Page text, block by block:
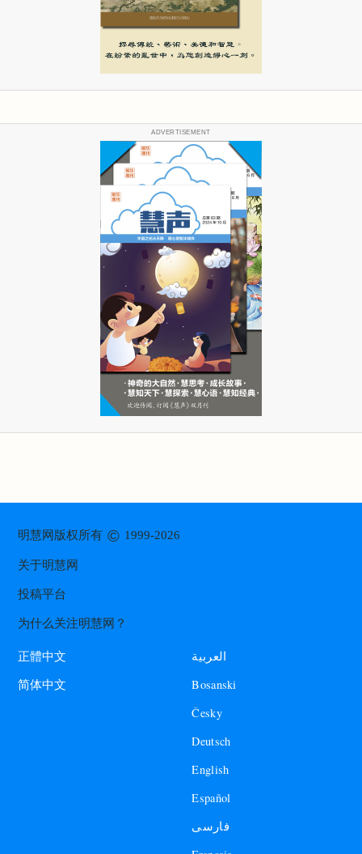
ADVERTISEMENT
明慧网版权所有© 1999-2026
关于明慧网
投稿平台
为什么关注明慧网？
正體中文
简体中文
العربية
Bosanski
Česky
Deutsch
English
Español
فارسی